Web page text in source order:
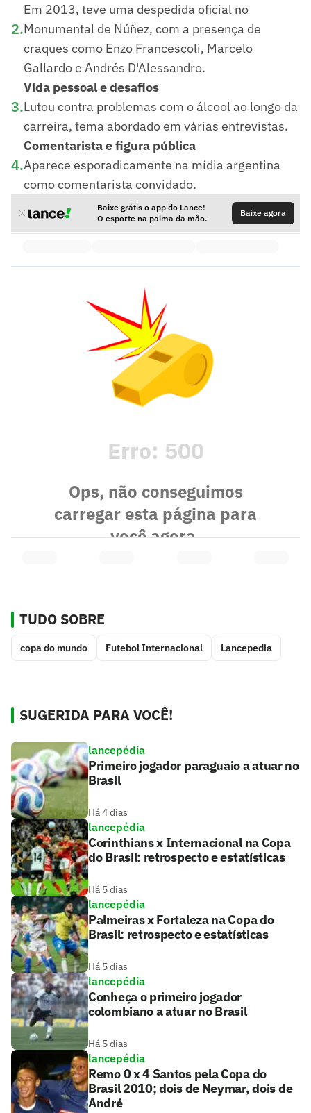
2.
Em 2013, teve uma despedida oficial no
Monumental de Núñez, com a presença de
craques como Enzo Francescoli, Marcelo
Gallardo e Andrés D'Alessandro.
3.
Vida pessoal e desafios
Lutou contra problemas com o álcool ao longo da
carreira, tema abordado em várias entrevistas.
4.
Comentarista e figura pública
Aparece esporadicamente na mídia argentina
como comentarista convidado.
TUDO SOBRE
copa do mundo Futebol Internacional Lancepedia
SUGERIDA PARA VOCÊ!
lancepédia
Primeiro jogador paraguaio a atuar no
Brasil
Há 4 dias
lancepédia
Corinthians x Internacional na Copa
do Brasil: retrospecto e estatísticas
Há 5 dias
lancepédia
Palmeiras x Fortaleza na Copa do
Brasil: retrospecto e estatísticas
Há 5 dias
lancepédia
Conheça o primeiro jogador
colombiano a atuar no Brasil
Há 5 dias
lancepédia
Remo 0 x 4 Santos pela Copa do
Brasil 2010; dois de Neymar, dois de
André